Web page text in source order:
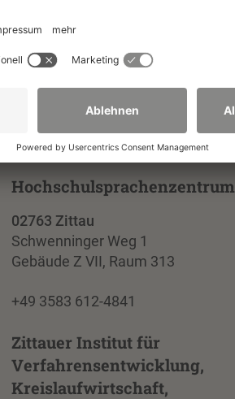
Hochschulsprachenzentrum
02763 Zittau
Schwenninger Weg 1
Gebäude Z VII, Raum 313
+49 3583 612-4841
Zittauer Institut für
Verfahrensentwicklung,
Kreislaufwirtschaft,